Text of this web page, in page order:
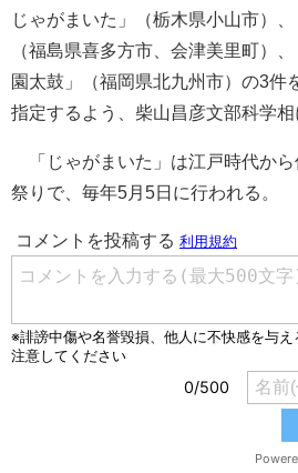
じゃがまいた」（栃木県小山市）、
（福島県喜多方市、会津美里町）
園太鼓」（福岡県北九州市）の3件
指定するよう、柴山昌彦文部科学相
「じゃがまいた」は江戸時代から
祭りで、毎年5月5日に行われる。